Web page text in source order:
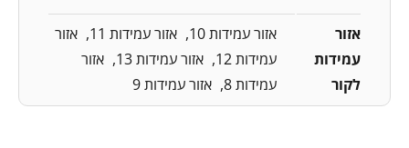
אזור
עמידות
לקור
אזור עמידות 10 אזור עמידות 11
אזור
עמידות 12
אזור עמידות 13
אזור
עמידות 8
אזור עמידות 9